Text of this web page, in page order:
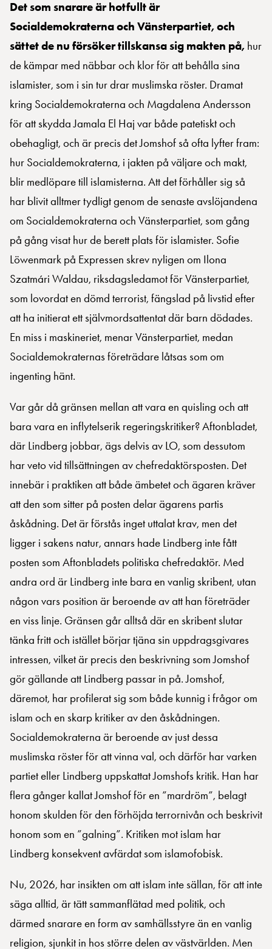
Det som snarare är hotfullt är
Socialdemokraterna och Vänsterpartiet, och
sättet de nu försöker tillskansa sig makten på, hur
de kämpar med näbbar och klor för att behålla sina
islamister, som i sin tur drar muslimska röster. Dramat
kring Socialdemokraterna och Magdalena Andersson
för att skydda Jamala El Haj var både patetiskt och
obehagligt, och är precis det Jomshof så ofta lyfter fram:
hur Socialdemokraterna, i jakten på väljare och makt,
blir medlöpare till islamisterna. Att det förhåller sig så
har blivit alltmer tydligt genom de senaste avslöjandena
om Socialdemokraterna och Vänsterpartiet, som gång
på gång visat hur de berett plats för islamister. Sofie
Löwenmark på Expressen skrev nyligen om Ilona
Szatmári Waldau, riksdagsledamot för Vänsterpartiet,
som lovordat en dömd terrorist, fängslad på livstid efter
att ha initierat ett självmordsattentat där barn dödades.
En miss i maskineriet, menar Vänsterpartiet, medan
Socialdemokraternas företrädare låtsas som om
ingenting hänt.
Var går då gränsen mellan att vara en quisling och att
bara vara en inflytelserik regeringskritiker? Aftonbladet,
där Lindberg jobbar, ägs delvis av LO, som dessutom
har veto vid tillsättningen av chefredaktörsposten. Det
innebär i praktiken att både ämbetet och ägaren kräver
att den som sitter på posten delar ägarens partis
åskådning. Det är förstås inget uttalat krav, men det
ligger i sakens natur, annars hade Lindberg inte fått
posten som Aftonbladets politiska chefredaktör. Med
andra ord är Lindberg inte bara en vanlig skribent, utan
någon vars position är beroende av att han företräder
en viss linje. Gränsen går alltså där en skribent slutar
tänka fritt och istället börjar tjäna sin uppdragsgivares
intressen, vilket är precis den beskrivning som Jomshof
gör gällande att Lindberg passar in på. Jomshof,
däremot, har profilerat sig som både kunnig i frågor om
islam och en skarp kritiker av den åskådningen.
Socialdemokraterna är beroende av just dessa
muslimska röster för att vinna val, och därför har varken
partiet eller Lindberg uppskattat Jomshofs kritik. Han har
flera gånger kallat Jomshof för en ”mardröm”, belagt
honom skulden för den förhöjda terrornivån och beskrivit
honom som en ”galning”. Kritiken mot islam har
Lindberg konsekvent avfärdat som islamofobisk.
Nu, 2026, har insikten om att islam inte sällan, för att inte
säga alltid, är tätt sammanflätad med politik, och
därmed snarare en form av samhällsstyre än en vanlig
religion, sjunkit in hos större delen av västvärlden. Men